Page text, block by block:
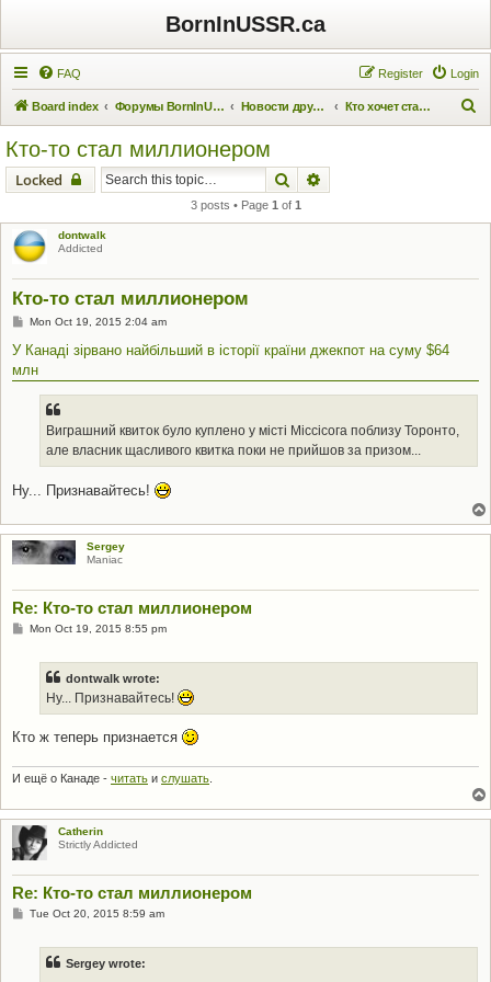
BornInUSSR.ca
FAQ Login
Register
Board index Форумы BornInUSSR.ca Новости других проектов Кто хочет стать миллионером?
Кто-то стал миллионером
Locked Search
3 posts • Page 1 of 1
dontwalk
Addicted
Кто-то стал миллионером
P
s
Mon Oct 19, 2015 2:04 am
У Канаді зірвано найбільший в історії країни джекпот на суму $64
млн
Виграшний квиток було куплено у місті Міссісога поблизу Торонто,
але власник щасливого квитка поки не прийшов за призом...
Ну... Признавайтесь!
Sergey
Maniac
Re: Кто-то стал миллионером
PMon Oct 19, 2015 8:55 pm
dontwalk wrote:
Ну... Признавайтесь!
Кто ж теперь признается
И ещё о Канаде - читать и слушать
Catherin
Strictly Addicted
Re: Кто-то стал миллионером
PTue Oct 20, 2015 8:59 am
Sergey wrote: